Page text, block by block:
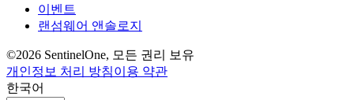
이벤트
랜섬웨어 앤솔로지
©2026 SentinelOne, 모든 권리 보유
개인정보 처리 방침이용 약관
한국어